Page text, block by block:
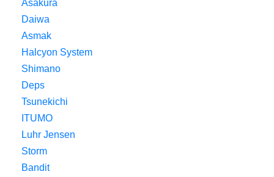
Asakura
Daiwa
Asmak
Halcyon System
Shimano
Deps
Tsunekichi
ITUMO
Luhr Jensen
Storm
Bandit